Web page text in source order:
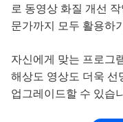
로 동영상 화질 개선
문가까지 모두 활용하
자신에게 맞는 프로그
해상도 영상도 더욱
업그레이드할 수 있습